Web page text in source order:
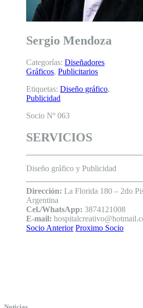
Sergio Mendoza
Categorías:Diseñadores
Gráficos,Publicitarios
Etiquetas:Diseño gráfico,
Publicidad
Socio Nº 063
SERVICIOS
Diseño gráfico y Publicidad
Dirección: La Florida 180 – 2do
Argentina
Cel./WhatsApp: 3874121008
E-mail:
Socio Anterior Proximo Socio